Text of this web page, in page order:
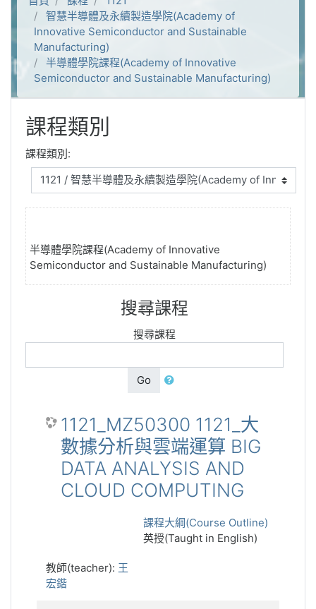
智慧半導體及永續製造學院(Academy of
Innovative Semiconductor and Sustainable
Manufacturing)
半導體學院課程(Academy of Innovative
Semiconductor and Sustainable Manufacturing)
課程類別
課程類別:
半導體學院課程(Academy of Innovative
Semiconductor and Sustainable Manufacturing)
搜尋課程
搜尋課程
Go
1121_MZ50300 1121_大
數據分析與雲端運算 BIG
DATA ANALYSIS AND
CLOUD COMPUTING
課程大綱(Course Outline)
英授(Taught in English)
教師(teacher): 王
宏鍇